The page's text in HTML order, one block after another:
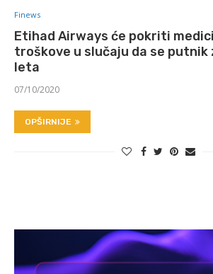
Finews
Etihad Airways će pokriti
troškove u slučaju da se putnik
leta
07/10/2020
OPŠIRNIJE